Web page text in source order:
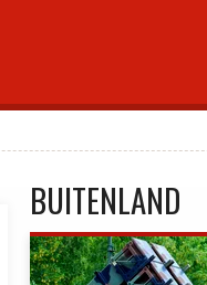
BUITENLAND